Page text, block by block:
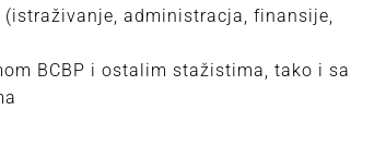
administracja, finansije,
BCBP i ostalim stažistima, tako i sa